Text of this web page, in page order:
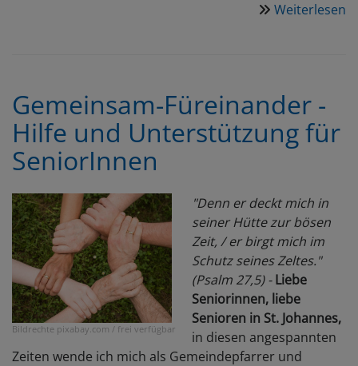
Weiterlesen
Gemeinsam-Füreinander -
Hilfe und Unterstützung für
SeniorInnen
Bildrechte pixabay.com / frei verfügbar
"Denn er deckt mich in
seiner Hütte zur bösen
Zeit, / er birgt mich im
Schutz seines Zeltes."
(Psalm 27,5) -Liebe
Seniorinnen, liebe
Senioren in St. Johannes,
in diesen angespannten
Zeiten wende ich mich als Gemeindepfarrer und